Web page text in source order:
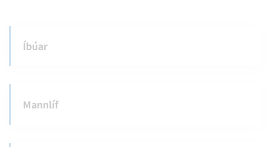
Íbúar
Mannlíf